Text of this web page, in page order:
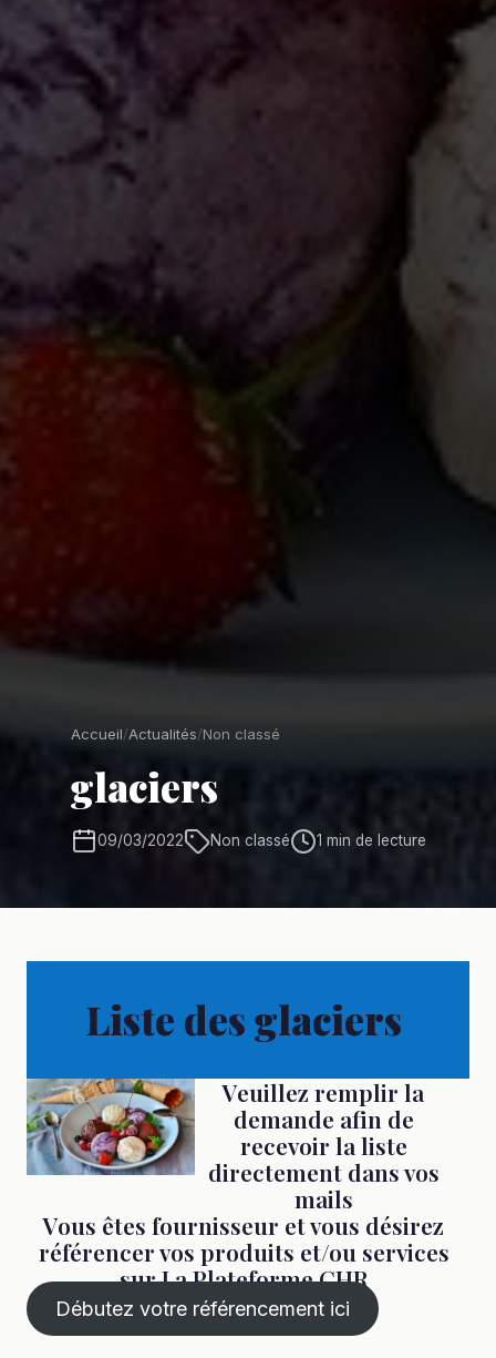
Accueil/Actualités/Non classé
glaciers
09/03/2022 Non classé 1 min de lecture
Liste des glaciers
Veuillez remplir la
demande afin de
recevoir la liste
directement dans vos
mails
Vous êtes fournisseur et vous désirez
référencer vos produits et/ou services
sur La Plateforme CHR
Débutez votre référencement ici